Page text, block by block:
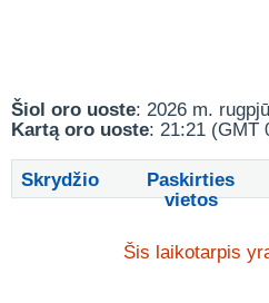
Šiol oro uoste: 2026 m.
Kartą oro uoste: 21:21 (GMT
Skrydžio
Paskirties
vietos
Šis laikotarpis